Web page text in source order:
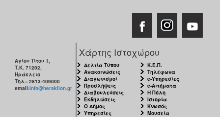
Αγίου Τίτου 1,
Τ.Κ. 71202,
Ηράκλειο
Τηλ.: 2813-409000
email:info@heraklion.gr
Χάρτης Ιστοχώρου
Δελτία Τύπου
Ανακοινώσεις
Διαγωνισμοί
Προσλήψεις
Διαβουλεύσεις
Εκδηλώσεις
Ο Δήμος
Υπηρεσίες
Κ.Ε.Π.
Τηλέφωνα
e-Υπηρεσίες
e-Αιτήματα
Η Πόλη
Ιστορία
Κνωσός
Μουσεία